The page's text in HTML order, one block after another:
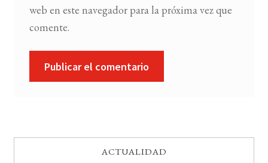
web en este navegador para la próxima vez que
comente.
ACTUALIDAD